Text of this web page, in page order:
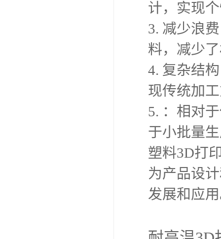
计，实现
3. 减少浪
料，减少
4. 复杂结
现传统加
5. ：相对
于小批量
塑料3D打
为产品设
发展和应